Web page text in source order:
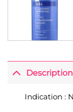
Description
Indication :